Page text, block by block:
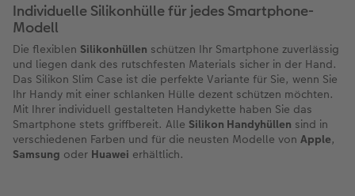
Individuelle Silikonhülle für jedes Smartphone-
Modell
Die flexiblen Silikonhüllen schützen Ihr Smartphone zuverlässig
und liegen dank des rutschfesten Materials sicher in der Hand.
Das Silikon Slim Case ist die perfekte Variante für Sie, wenn Sie
Ihr Handy mit einer schlanken Hülle dezent schützen möchten.
Mit Ihrer individuell gestalteten Handykette haben Sie das
Smartphone stets griffbereit. Alle Silikon Handyhüllen sind in
verschiedenen Farben und für die neusten Modelle von Apple,
Samsung oder Huawei erhältlich.